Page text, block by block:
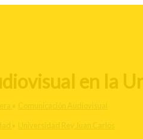
en la
Comunicación Audiovisual
Universidad Rey Juan Carlos